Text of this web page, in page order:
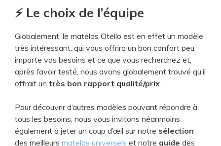
⚡ Le choix de l’équipe
Globalement, le matelas Otello est en effet un modèle
très intéressant, qui vous offrira un bon confort peu
importe vos besoins et ce que vous recherchez et,
après l’avoir testé, nous avons globalement trouvé qu’il
offrait un très bon rapport qualité/prix.
Pour découvrir d’autres modèles pouvant répondre à
tous les besoins, nous vous invitons néanmoins
également à jeter un coup d’œil sur notre sélection
des meilleurs matelas universels et notre guide des